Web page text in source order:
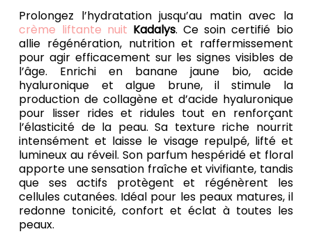
Prolongez l’hydratation jusqu’au matin avec la
crème liftante nuit Kadalys. Ce soin certifié bio
allie régénération, nutrition et raffermissement
pour agir efficacement sur les signes visibles de
l’âge. Enrichi en banane jaune bio, acide
hyaluronique et algue brune, il stimule la
production de collagène et d’acide hyaluronique
pour lisser rides et ridules tout en renforçant
l’élasticité de la peau. Sa texture riche nourrit
intensément et laisse le visage repulpé, lifté et
lumineux au réveil. Son parfum hespéridé et floral
apporte une sensation fraîche et vivifiante, tandis
que ses actifs protègent et régénèrent les
cellules cutanées. Idéal pour les peaux matures, il
redonne tonicité, confort et éclat à toutes les
peaux.